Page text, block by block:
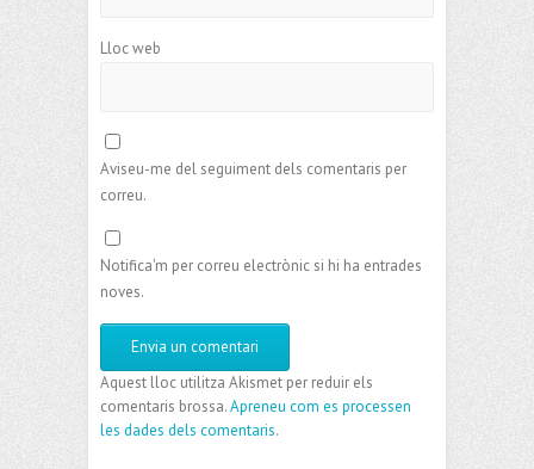
Lloc web
Aviseu-me del seguiment dels comentaris per
correu.
Notifica'm per correu electrònic si hi ha entrades
noves.
Aquest lloc utilitza Akismet per reduir els
comentaris brossa.Apreneu com es processen
les dades dels comentaris.